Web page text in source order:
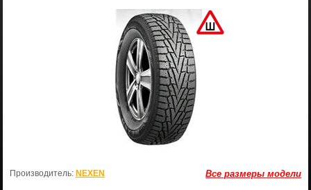
Все размеры модели
Производитель: NEXEN